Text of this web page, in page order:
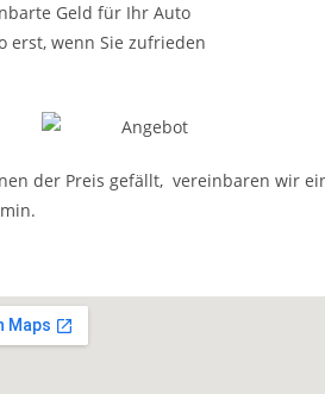
Geld für Ihr Auto
erst, wenn Sie zufrieden
der Preis gefällt, vereinbaren wir